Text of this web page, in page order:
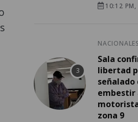
10:12
NACIONALES
Sala
libertad
señalado
embestir
zona 9